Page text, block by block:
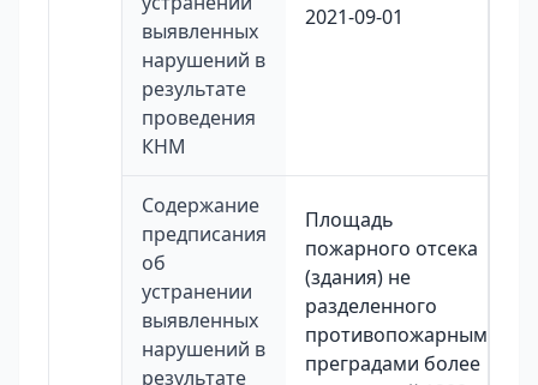
выявленных
нарушений в
результате
проведения
КНМ
2021-09-01
Содержание
предписания
об
устранении
выявленных
нарушений в
результате
Площадь
пожарного отсека
(здания) не
разделенного
противопожарными
преградами более